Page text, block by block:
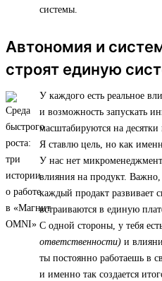
системы.
Автономия и
строят единую
У каждого есть реальное
и возможность запускать
масштабируются на
Я ставлю цель, но как
У нас нет
влияния на продукт.
каждый продакт развивает
встраиваются в единую
С одной стороны, у тебя
ответственности) и
ты постоянно работаешь в
и именно так создается